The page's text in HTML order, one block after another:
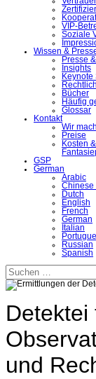
VIP-
Soziale
Wissen &
Presse
Insights
Keynote
Bücher
Häufig
Glossar
Kontakt
Wir
Preise
Kosten
GSP
German
Arabic
Chinese
Dutch
English
French
German
Italian
Russian
Spanish
Suchen
nach:
Detektei
und